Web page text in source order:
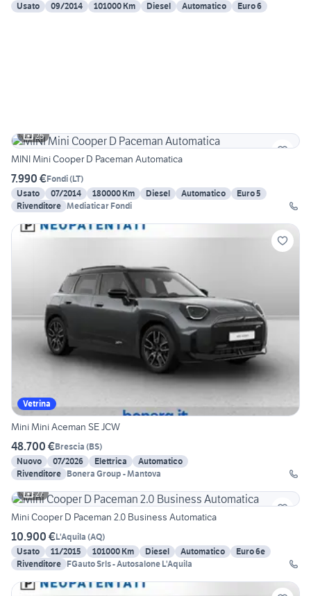
Usato
09/2014 101000 Km Diesel Automatico Euro 6
25
MINI Mini Cooper D Paceman Automatica
7.990 €Fondi(LT)
Usato
07/2014 180000 Km Diesel Automatico
Euro 5
Rivenditore Mediaticar Fondi
Vetrina
Mini Mini Aceman SE JCW
48.700 €Brescia (BS)
Nuovo
07/2026 Elettrica
Automatico
Rivenditore Bonera Group - Mantova
27
Mini Cooper D Paceman 2.0 Business Automatica
10.900 €L'Aquila (AQ)
Usato
11/2015 101000 Km Diesel Automatico
Euro 6e
Rivenditore FGauto Srls - Autosalone L'Aquila